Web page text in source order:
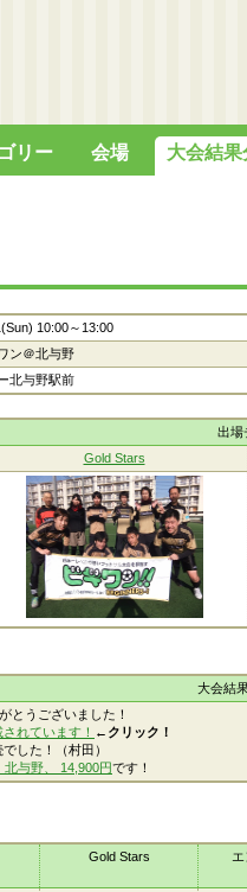
リー 会場 大会結果
10:00～13:00
ン＠北与野
北与野駅前
出場
Gold Stars
大会結
とうございました！
れています！ ←クリック！
した！（村田）
北与野、 14,900円です！
Gold Stars